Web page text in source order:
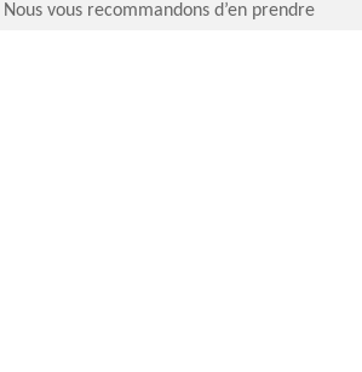
vous recommandons d’en prendre